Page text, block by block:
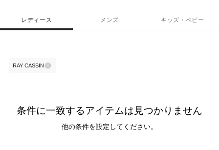
レディース メンズ キッズ・ベビー
RAY CASSIN
条件に一致するアイテムは見つかりません
他の条件を設定してください。